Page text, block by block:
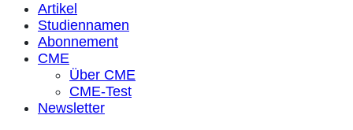
Artikel
Studiennamen
Abonnement
CME
Über CME
CME-Test
Newsletter